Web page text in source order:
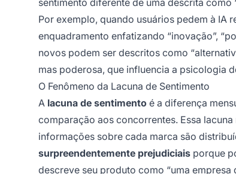
sentimento diferente de uma descrita como
Por exemplo, quando usuários pedem à IA
enquadramento enfatizando “inovação”,
novos podem ser descritos como
mas poderosa, que influencia a psicologia
O Fenômeno da Lacuna de Sentimento
A lacuna de sentimento é a diferença
comparação aos concorrentes. Essa
informações sobre cada marca são
surpreendentemente prejudiciais porque
descreve seu produto como “uma